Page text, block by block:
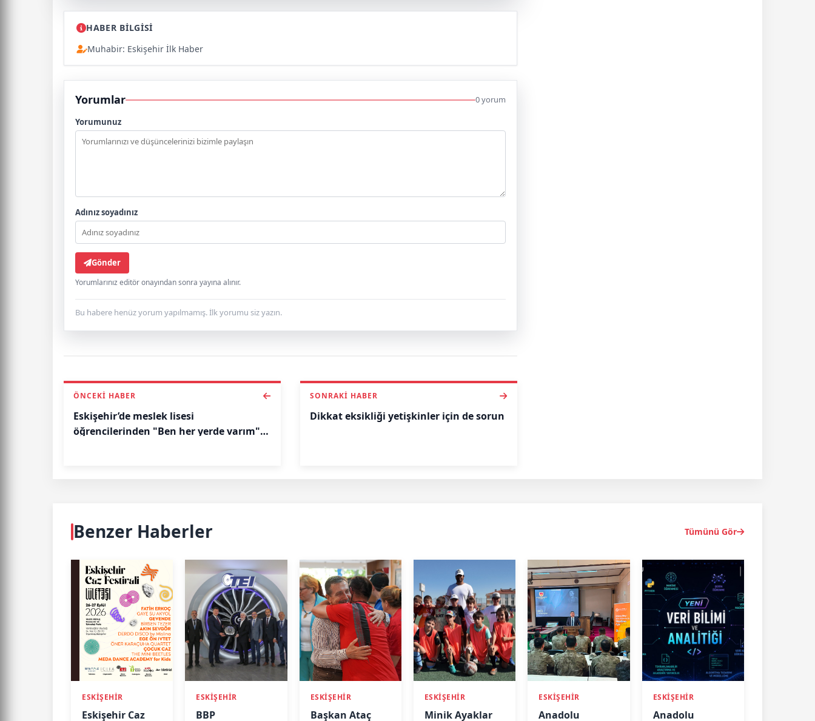
HABER BİLGİSİ
Muhabir: Eskişehir İlk Haber
Yorumlar 0 yorum
Yorumunuz
Adınız soyadınız
Gönder
Yorumlarınız editör onayından sonra yayına alınır.
Bu habere henüz yorum yapılmamış. İlk yorumu siz yazın.
ÖNCEKI HABER
Eskişehir’de meslek lisesi
öğrencilerinden "Ben her yerde varım"
SONRAKI HABER
Dikkat eksikliği yetişkinler için de sorun
Benzer Haberler Tümünü Gör
ESKİŞEHİR
Eskişehir Caz
ESKİŞEHİR
BBP
ESKİŞEHİR
Başkan Ataç
ESKİŞEHİR
Minik Ayaklar
ESKİŞEHİR
Anadolu
ESKİŞEHİR
Anadolu